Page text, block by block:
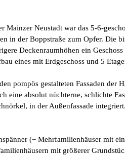
Neustadt war das 5-6-
in der Boppstraße zum Opfer. Die
Deckenraumhöhen ein
eines mit Erdgeschoss und 5
pompös gestalteten Fassaden der
eine absolut nüchterne, schlichte
in der Außenfassade
(= Mehrfamilienhäuser mit
mit größerer